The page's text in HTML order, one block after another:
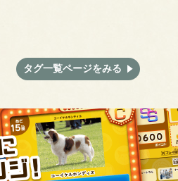
タグ一覧ページをみる